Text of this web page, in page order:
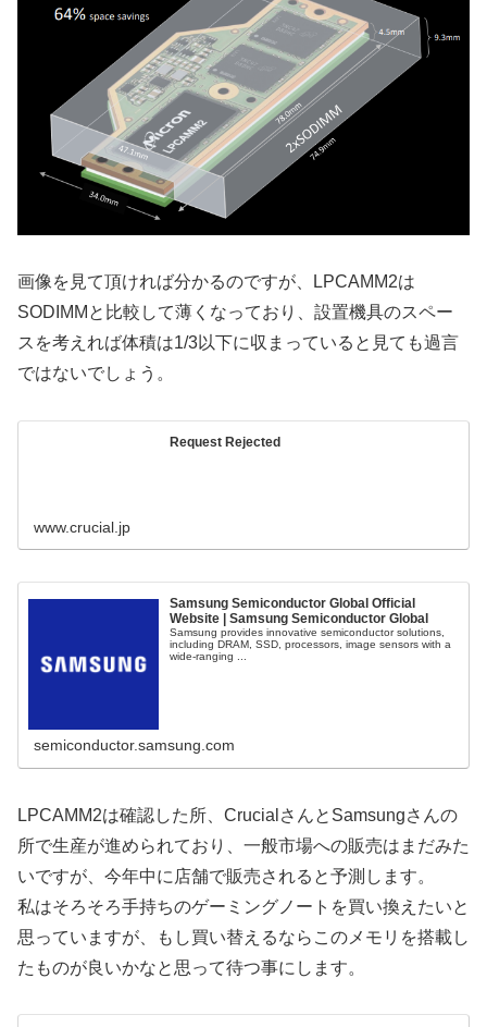
画像を見て頂ければ分かるのですが、LPCAMM2は
SODIMMと比較して薄くなっており、設置機具のスペー
スを考えれば体積は1/3以下に収まっていると見ても過言
ではないでしょう。
Request Rejected
www.crucial.jp
Samsung Semiconductor Global Official
Website | Samsung Semiconductor Global
Samsung provides innovative semiconductor solutions,
including DRAM, SSD, processors, image sensors with a
wide-ranging ...
semiconductor.samsung.com
LPCAMM2は確認した所、CrucialさんとSamsungさんの
所で生産が進められており、一般市場への販売はまだみた
いですが、今年中に店舗で販売されると予測します。
私はそろそろ手持ちのゲーミングノートを買い換えたいと
思っていますが、もし買い替えるならこのメモリを搭載し
たものが良いかなと思って待つ事にします。